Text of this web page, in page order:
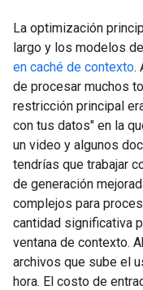
La optimización
largo y los modelos
en caché de contexto.
de procesar muchos
restricción principal
con tus datos" en la
un video y algunos
tendrías que trabajar
de generación
complejos para
cantidad significativa
ventana de contexto.
archivos que sube el
hora. El costo de